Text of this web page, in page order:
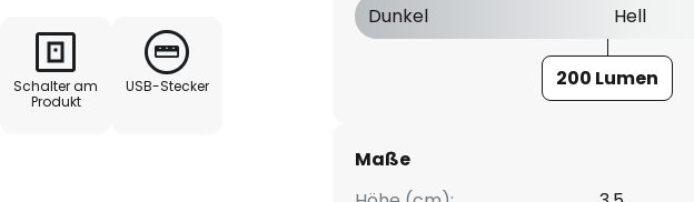
eignet. Dank der
Möglichkeit zur
Schalter lässt sich die
um stets die gewünschte
Schalter am
Produkt
USB-Stecker
Dunkel
Hell
200 Lumen
Maße